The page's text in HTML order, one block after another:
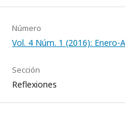
Número
Vol. 4 Núm. 1 (2016): Enero-
Sección
Reflexiones